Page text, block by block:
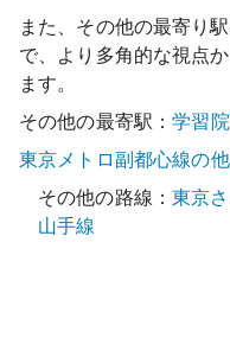
また、その他の最寄り
で、より多角的な視点
ます。
その他の最寄駅：学習
東京メトロ副都心線の
その他の路線：東京
山手線